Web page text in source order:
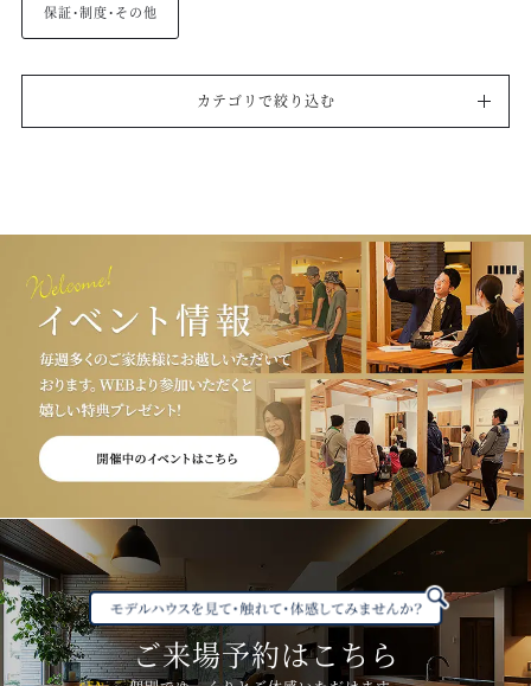
保証・制度・その他
カテゴリで絞り込む
ご来場予約はこちら